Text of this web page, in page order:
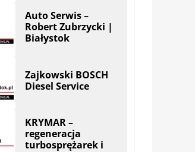
Zajkowski BOSCH
Diesel Service
regeneracja
turbosprężarek i
UNIMOT plus